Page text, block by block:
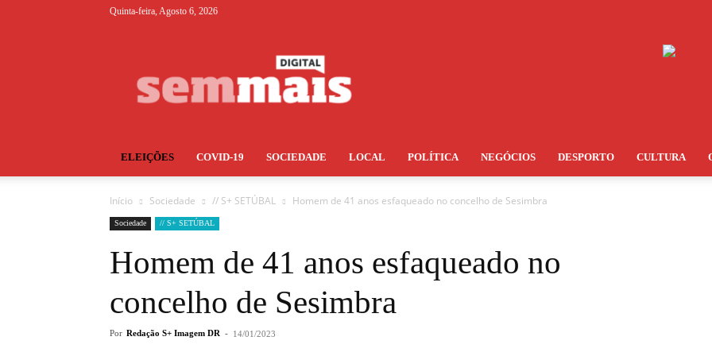
Quinta-feira, Agosto 6, 2026
ELEIÇÕES COVID-19 SOCIEDADE LOCAL POLÍTICA NEGÓCIOS DESPORTO CULTURA
Início Sociedade // S+ SETÚBAL Homem de 41 anos esfaqueado no concelho de Sesimbra
Sociedade // S+ SETÚBAL
Homem de 41 anos esfaqueado no
concelho de Sesimbra
Por Redação S+ Imagem DR - 14/01/2023